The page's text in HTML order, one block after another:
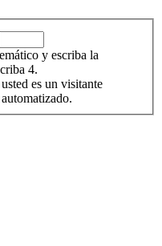
y escriba la
4.
es un visitante